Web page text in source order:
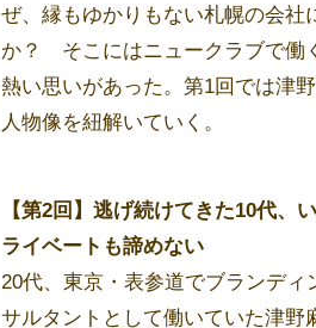
ぜ、縁もゆかりもない札幌の会社
か？ そこにはニュークラブで働
熱い思いがあった。第1回では津
人物像を紐解いていく。
【第2回】逃げ続けてきた10代、
ライベートも諦めない
20代、東京・表参道でブランディ
サルタントとして働いていた津野